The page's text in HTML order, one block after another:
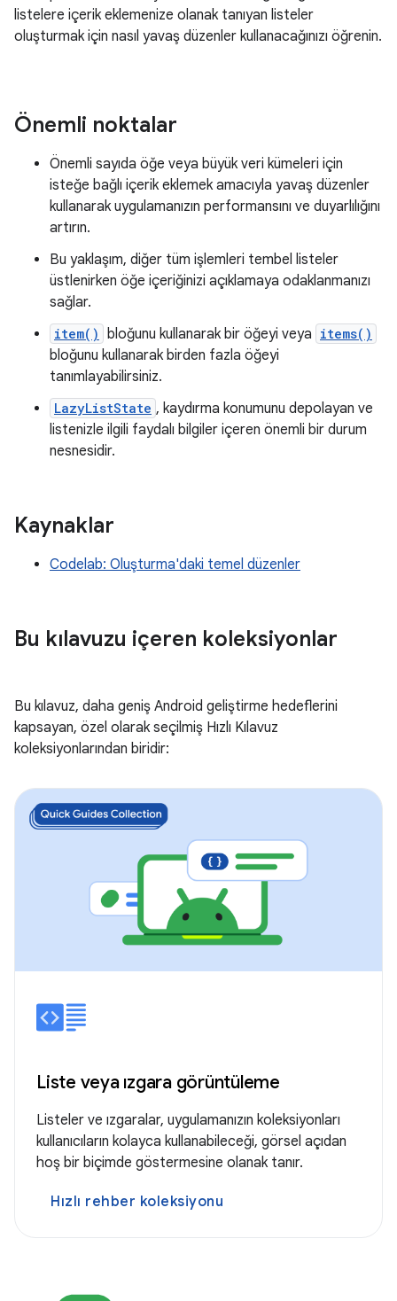
listelere içerik eklemenize olanak tanıyan listeler
oluşturmak için nasıl yavaş düzenler kullanacağınızı öğrenin.
Önemli noktalar
Önemli sayıda öğe veya büyük veri kümeleri için
isteğe bağlı içerik eklemek amacıyla yavaş düzenler
kullanarak uygulamanızın performansını ve duyarlılığını
artırın.
Bu yaklaşım, diğer tüm işlemleri tembel listeler
üstlenirken öğe içeriğinizi açıklamaya odaklanmanızı
sağlar.
item() bloğunu kullanarak bir öğeyi veya items()
bloğunu kullanarak birden fazla öğeyi
tanımlayabilirsiniz.
LazyListState , kaydırma konumunu depolayan ve
listenizle ilgili faydalı bilgiler içeren önemli bir durum
nesnesidir.
Kaynaklar
Codelab: Oluşturma'daki temel düzenler
Bu kılavuzu içeren koleksiyonlar
Bu kılavuz, daha geniş Android geliştirme hedeflerini
kapsayan, özel olarak seçilmiş Hızlı Kılavuz
koleksiyonlarından biridir:
Liste veya ızgara görüntüleme
Listeler ve ızgaralar, uygulamanızın koleksiyonları
kullanıcıların kolayca kullanabileceği, görsel açıdan
hoş bir biçimde göstermesine olanak tanır.
Hızlı rehber koleksiyonu